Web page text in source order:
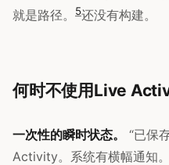
就是路径。
5还没有构建。
何时不使用Live
一次性的瞬时状态。
“已保
Activity。系统有横幅通知。